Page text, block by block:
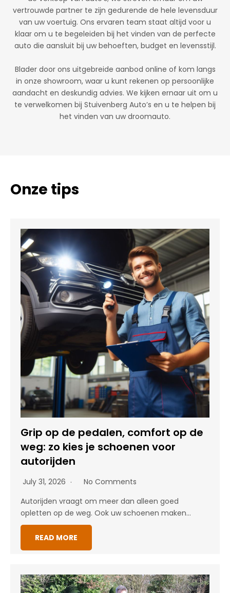
vertrouwde partner te zijn gedurende de hele levensduur
van uw voertuig. Ons ervaren team staat altijd voor u
klaar om u te begeleiden bij het vinden van de perfecte
auto die aansluit bij uw behoeften, budget en levensstijl.
Blader door ons uitgebreide aanbod online of kom langs
in onze showroom, waar u kunt rekenen op persoonlijke
aandacht en deskundig advies. We kijken ernaar uit om u
te verwelkomen bij Stuivenberg Auto’s en u te helpen bij
het vinden van uw droomauto.
Onze tips
Grip op de pedalen, comfort op de
weg: zo kies je schoenen voor
autorijden
July 31, 2026
No Comments
Autorijden vraagt om meer dan alleen goed
opletten op de weg. Ook uw schoenen maken…
READ MORE